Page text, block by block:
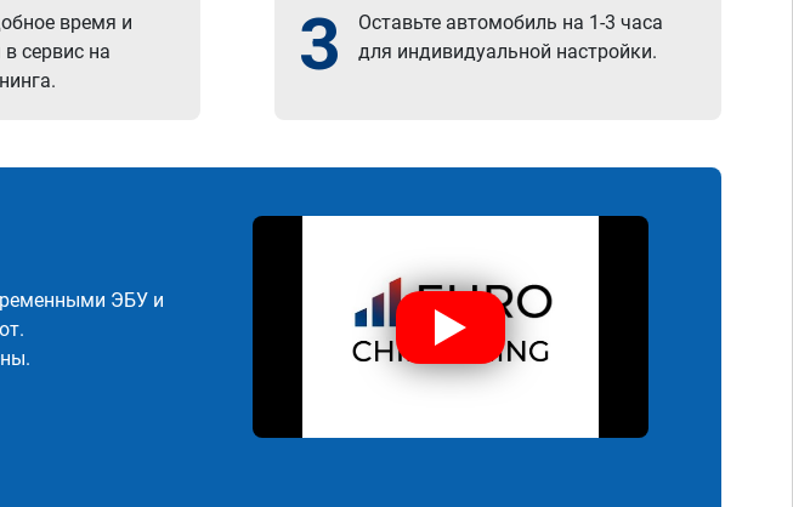
время и
сервис на
3
Оставьте автомобиль на 1-3 часа
для индивидуальной настройки.
ЭБУ и